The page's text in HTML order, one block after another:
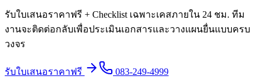
รับใบเสนอราคาฟรี + Checklist เฉพาะเคสภายใน 24 ชม. ทีม
งานจะติดต่อกลับเพื่อประเมินเอกสารและวางแผนยื่นแบบครบ
วงจร
รับใบเสนอราคาฟรี 083-249-4999